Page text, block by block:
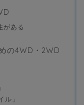
がある
の4WD・2WD
ル」